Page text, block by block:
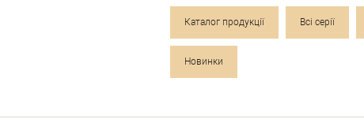
Каталог продукції Всі серії
Новинки